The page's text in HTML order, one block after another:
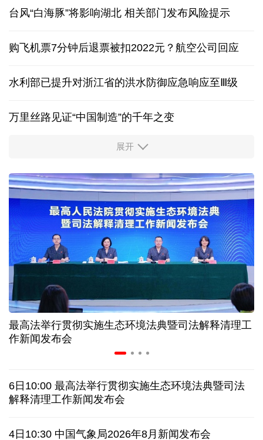
台风“白海豚”将影响湖北 相关部门发布风险提示
购飞机票7分钟后退票被扣2022元？航空公司回应
水利部已提升对浙江省的洪水防御应急响应至Ⅲ级
万里丝路见证“中国制造”的千年之变
服务实体经济 财政金融打出“组合拳”
美媒:多场景低成本应用 中国让AI变得更具实用价值
上半年机械工业规上企业实现营业收入同比增长
6.5%
“零关税”实施100天 见证中非合作新气象
高温下用电负荷创新高 解码今夏的清凉底气
活力中国调研行丨弯道超车 如何“皖”美提速
伊朗：与阿曼“接近”达成协议但并不意味重开海峡
展开
最高法举行贯彻实施生态环境法典暨司法解释清理工
作新闻发布会
6日10:00 最高法举行贯彻实施生态环境法典暨司法
解释清理工作新闻发布会
4日10:30 中国气象局2026年8月新闻发布会